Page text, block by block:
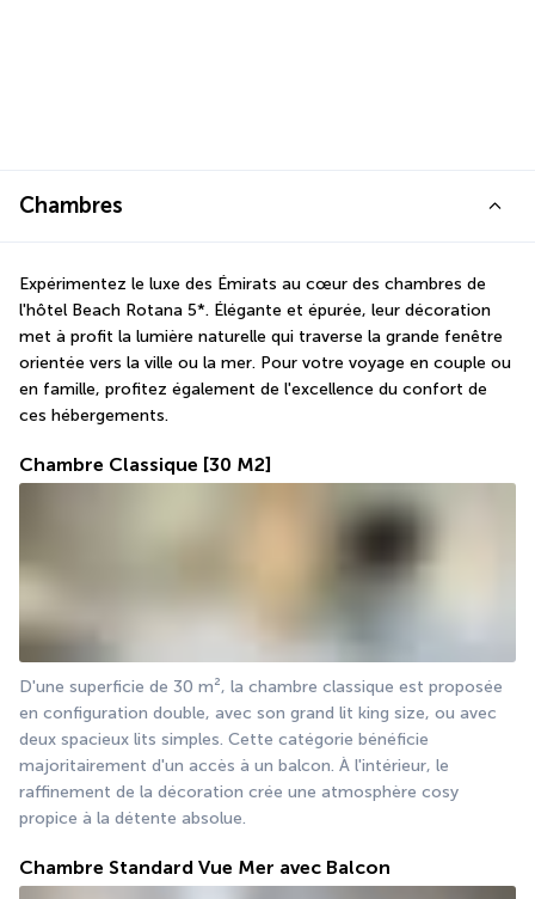
Chambres
Expérimentez le luxe des Émirats au cœur des chambres de
l'hôtel Beach Rotana 5*. Élégante et épurée, leur décoration
met à profit la lumière naturelle qui traverse la grande fenêtre
orientée vers la ville ou la mer. Pour votre voyage en couple ou
en famille, profitez également de l'excellence du confort de
ces hébergements.
Chambre Classique [30 M2]
D'une superficie de 30 m², la chambre classique est proposée
en configuration double, avec son grand lit king size, ou avec
deux spacieux lits simples. Cette catégorie bénéficie
majoritairement d'un accès à un balcon. À l'intérieur, le
raffinement de la décoration crée une atmosphère cosy
propice à la détente absolue.
Chambre Standard Vue Mer avec Balcon